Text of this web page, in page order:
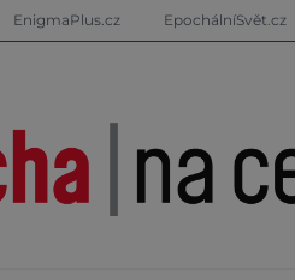
EnigmaPlus.cz EpochálníSvět.cz